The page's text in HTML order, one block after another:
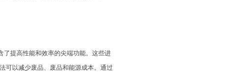
了提高性能和效率的尖端功能。这些进
可以减少废品、废品和能源成本。通过